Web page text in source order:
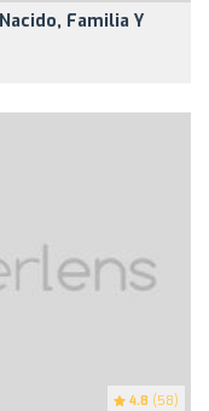
Familia Y
4.8 (58)